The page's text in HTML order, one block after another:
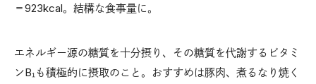
＝923kcal。結構な食事量に。
エネルギー源の糖質を十分摂り、その糖質を代謝するビタミ
ンB₁も積極的に摂取のこと。おすすめは豚肉、煮るなり焼く